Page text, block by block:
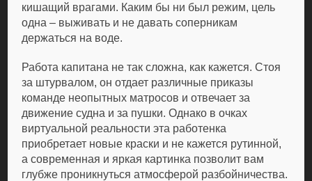
кишащий врагами. Каким бы ни был режим, цель
одна – выживать и не давать соперникам
держаться на воде.
Работа капитана не так сложна, как кажется. Стоя
за штурвалом, он отдает различные приказы
команде неопытных матросов и отвечает за
движение судна и за пушки. Однако в очках
виртуальной реальности эта работенка
приобретает новые краски и не кажется рутинной,
а современная и яркая картинка позволит вам
глубже проникнуться атмосферой разбойничества.